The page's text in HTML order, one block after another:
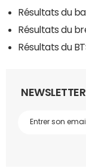
Résultats du
Résultats du
Résultats du